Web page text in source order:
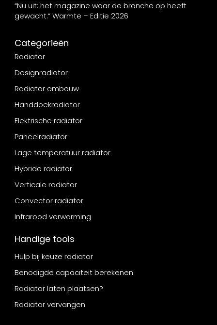
“Nu uit: het magazine waar de branche op heeft
gewacht.” Warmte – Editie 2026
Categorieën
Radiator
Designradiator
Radiator ombouw
Handdoekradiator
Elektrische radiator
Paneelradiator
Lage temperatuur radiator
Hybride radiator
Verticale radiator
Convector radiator
Infrarood verwarming
Handige tools
Hulp bij keuze radiator
Benodigde capaciteit berekenen
Radiator laten plaatsen?
Radiator vervangen